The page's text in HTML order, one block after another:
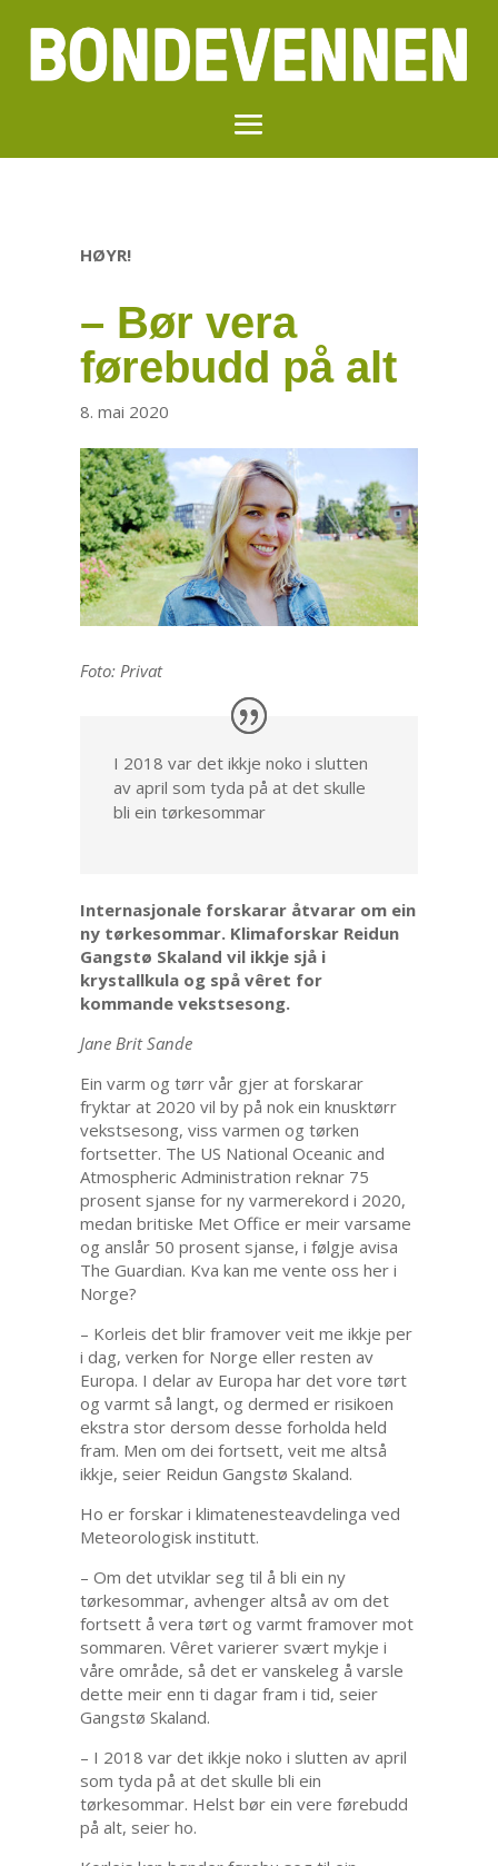
HØYR!
– Bør vera
førebudd på alt
8. mai 2020
Foto: Privat
I 2018 var det ikkje noko i slutten
av april som tyda på at det skulle
bli ein tørkesommar
Internasjonale forskarar åtvarar om ein
ny tørkesommar. Klimaforskar Reidun
Gangstø Skaland vil ikkje sjå i
krystallkula og spå vêret for
kommande vekstsesong.
Jane Brit Sande
Ein varm og tørr vår gjer at forskarar
fryktar at 2020 vil by på nok ein knusktørr
vekstsesong, viss varmen og tørken
fortsetter. The US National Oceanic and
Atmospheric Administration reknar 75
prosent sjanse for ny varmerekord i 2020,
medan britiske Met Office er meir varsame
og anslår 50 prosent sjanse, i følgje avisa
The Guardian. Kva kan me vente oss her i
Norge?
– Korleis det blir framover veit me ikkje per
i dag, verken for Norge eller resten av
Europa. I delar av Europa har det vore tørt
og varmt så langt, og dermed er risikoen
ekstra stor dersom desse forholda held
fram. Men om dei fortsett, veit me altså
ikkje, seier Reidun Gangstø Skaland.
Ho er forskar i klimatenesteavdelinga ved
Meteorologisk institutt.
– Om det utviklar seg til å bli ein ny
tørkesommar, avhenger altså av om det
fortsett å vera tørt og varmt framover mot
sommaren. Vêret varierer svært mykje i
våre område, så det er vanskeleg å varsle
dette meir enn ti dagar fram i tid, seier
Gangstø Skaland.
– I 2018 var det ikkje noko i slutten av april
som tyda på at det skulle bli ein
tørkesommar. Helst bør ein vere førebudd
på alt, seier ho.